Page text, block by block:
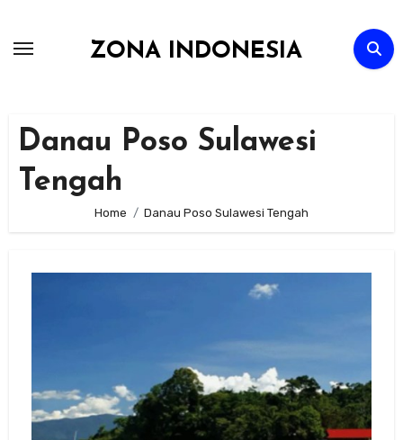
ZONA INDONESIA
Danau Poso Sulawesi
Tengah
Home Danau Poso Sulawesi Tengah